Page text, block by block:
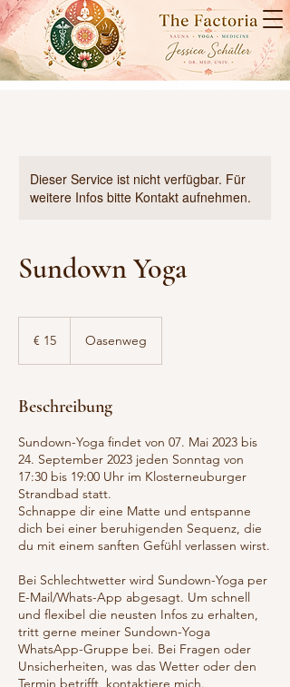
Dieser Service ist nicht verfügbar. Für
weitere Infos bitte Kontakt aufnehmen.
Sundown Yoga
€ 15 Oasenweg
Beschreibung
Sundown-Yoga findet von 07. Mai 2023 bis
24. September 2023 jeden Sonntag von
17:30 bis 19:00 Uhr im Klosterneuburger
Strandbad statt.
Schnappe dir eine Matte und entspanne
dich bei einer beruhigenden Sequenz, die
du mit einem sanften Gefühl verlassen wirst.
Bei Schlechtwetter wird Sundown-Yoga per
E-Mail/Whats-App abgesagt. Um schnell
und flexibel die neusten Infos zu erhalten,
tritt gerne meiner Sundown-Yoga
WhatsApp-Gruppe bei. Bei Fragen oder
Unsicherheiten, was das Wetter oder den
Termin betrifft, kontaktiere mich.